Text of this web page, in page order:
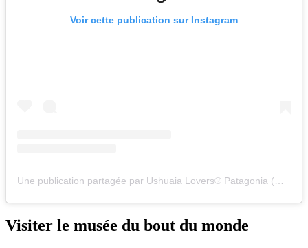
Voir cette publication sur Instagram
Une publication partagée par Ushuaia Lovers® Patagonia (@ushuaialovers)
Visiter le musée du bout du monde